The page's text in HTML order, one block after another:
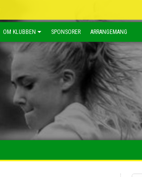
OM KLUBBEN SPONSORER ARRANGEMANG